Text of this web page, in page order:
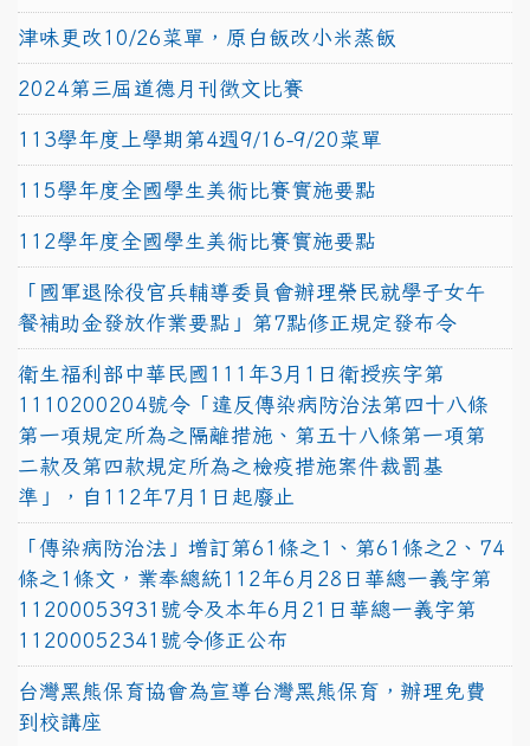
津味更改10/26菜單，原白飯改小米蒸飯
2024第三屆道德月刊徵文比賽
113學年度上學期第4週9/16-9/20菜單
115學年度全國學生美術比賽實施要點
112學年度全國學生美術比賽實施要點
「國軍退除役官兵輔導委員會辦理榮民就學子女午
餐補助金發放作業要點」第7點修正規定發布令
衛生福利部中華民國111年3月1日衛授疾字第
1110200204號令「違反傳染病防治法第四十八條
第一項規定所為之隔離措施、第五十八條第一項第
二款及第四款規定所為之檢疫措施案件裁罰基
準」，自112年7月1日起廢止
「傳染病防治法」增訂第61條之1、第61條之2、74
條之1條文，業奉總統112年6月28日華總一義字第
11200053931號令及本年6月21日華總一義字第
11200052341號令修正公布
台灣黑熊保育協會為宣導台灣黑熊保育，辦理免費
到校講座